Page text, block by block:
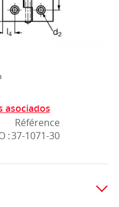
asociados
:
Référence
37-1071-30